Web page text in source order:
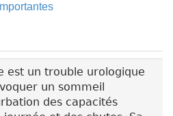
est un trouble urologique
un sommeil
des capacités